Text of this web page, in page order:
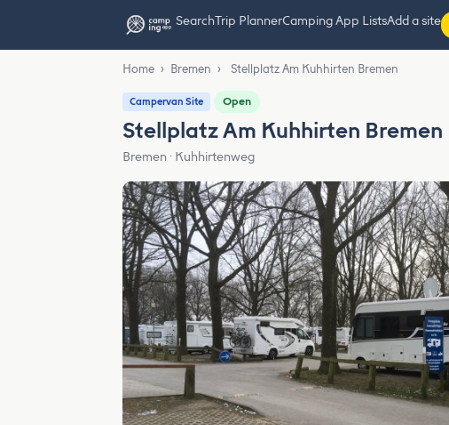
SearchTrip PlannerCamping App ListsAdd a site
Home › Bremen › Stellplatz Am Kuhhirten Bremen
Campervan Site Open
Stellplatz Am Kuhhirten Bremen
Bremen · Kuhhirtenweg